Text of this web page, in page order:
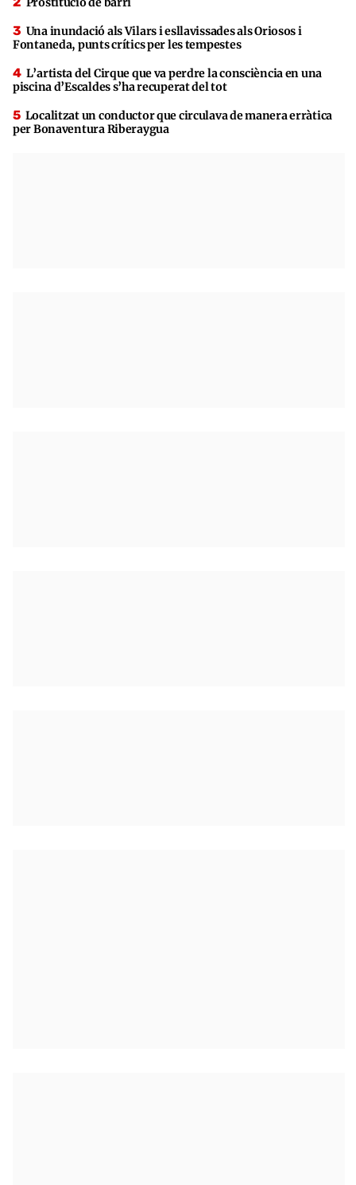
Una inundació als Vilars i esllavissades als Oriosos i
Fontaneda, punts crítics per les tempestes
L’artista del Cirque que va perdre la consciència en una
piscina d’Escaldes s’ha recuperat del tot
Localitzat un conductor que circulava de manera erràtica
per Bonaventura Riberaygua